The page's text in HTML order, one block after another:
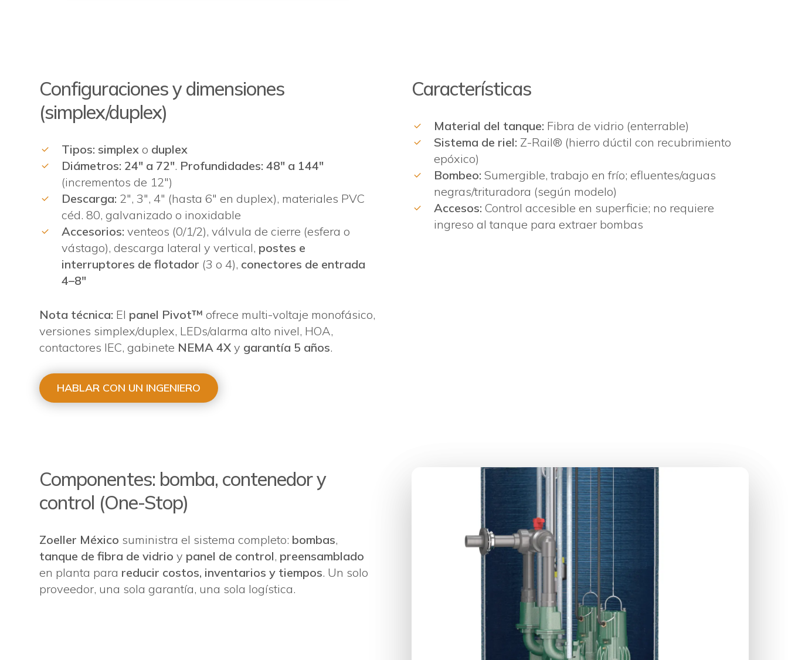
Configuraciones y dimensiones
(simplex/duplex)
Tipos: simplex o duplex
Diámetros: 24″ a 72″. Profundidades: 48″ a 144″
(incrementos de 12″)
Descarga: 2″, 3″, 4″ (hasta 6″ en duplex), materiales PVC
céd. 80, galvanizado o inoxidable
Accesorios: venteos (0/1/2), válvula de cierre (esfera o
vástago), descarga lateral y vertical, postes e
interruptores de flotador (3 o 4), conectores de entrada
4–8″
Nota técnica: El panel Pivot™ ofrece multi-voltaje monofásico,
versiones simplex/duplex, LEDs/alarma alto nivel, HOA,
contactores IEC, gabinete NEMA 4X y garantía 5 años.
HABLAR CON UN INGENIERO
Características
Material del tanque: Fibra de vidrio (enterrable)
Sistema de riel: Z-Rail® (hierro dúctil con recubrimiento
epóxico)
Bombeo: Sumergible, trabajo en frío; efluentes/aguas
negras/trituradora (según modelo)
Accesos: Control accesible en superficie; no requiere
ingreso al tanque para extraer bombas
Componentes: bomba, contenedor y
control (One-Stop)
Zoeller México suministra el sistema completo: bombas,
tanque de fibra de vidrio y panel de control, preensamblado
en planta para reducir costos, inventarios y tiempos. Un solo
proveedor, una sola garantía, una sola logística.